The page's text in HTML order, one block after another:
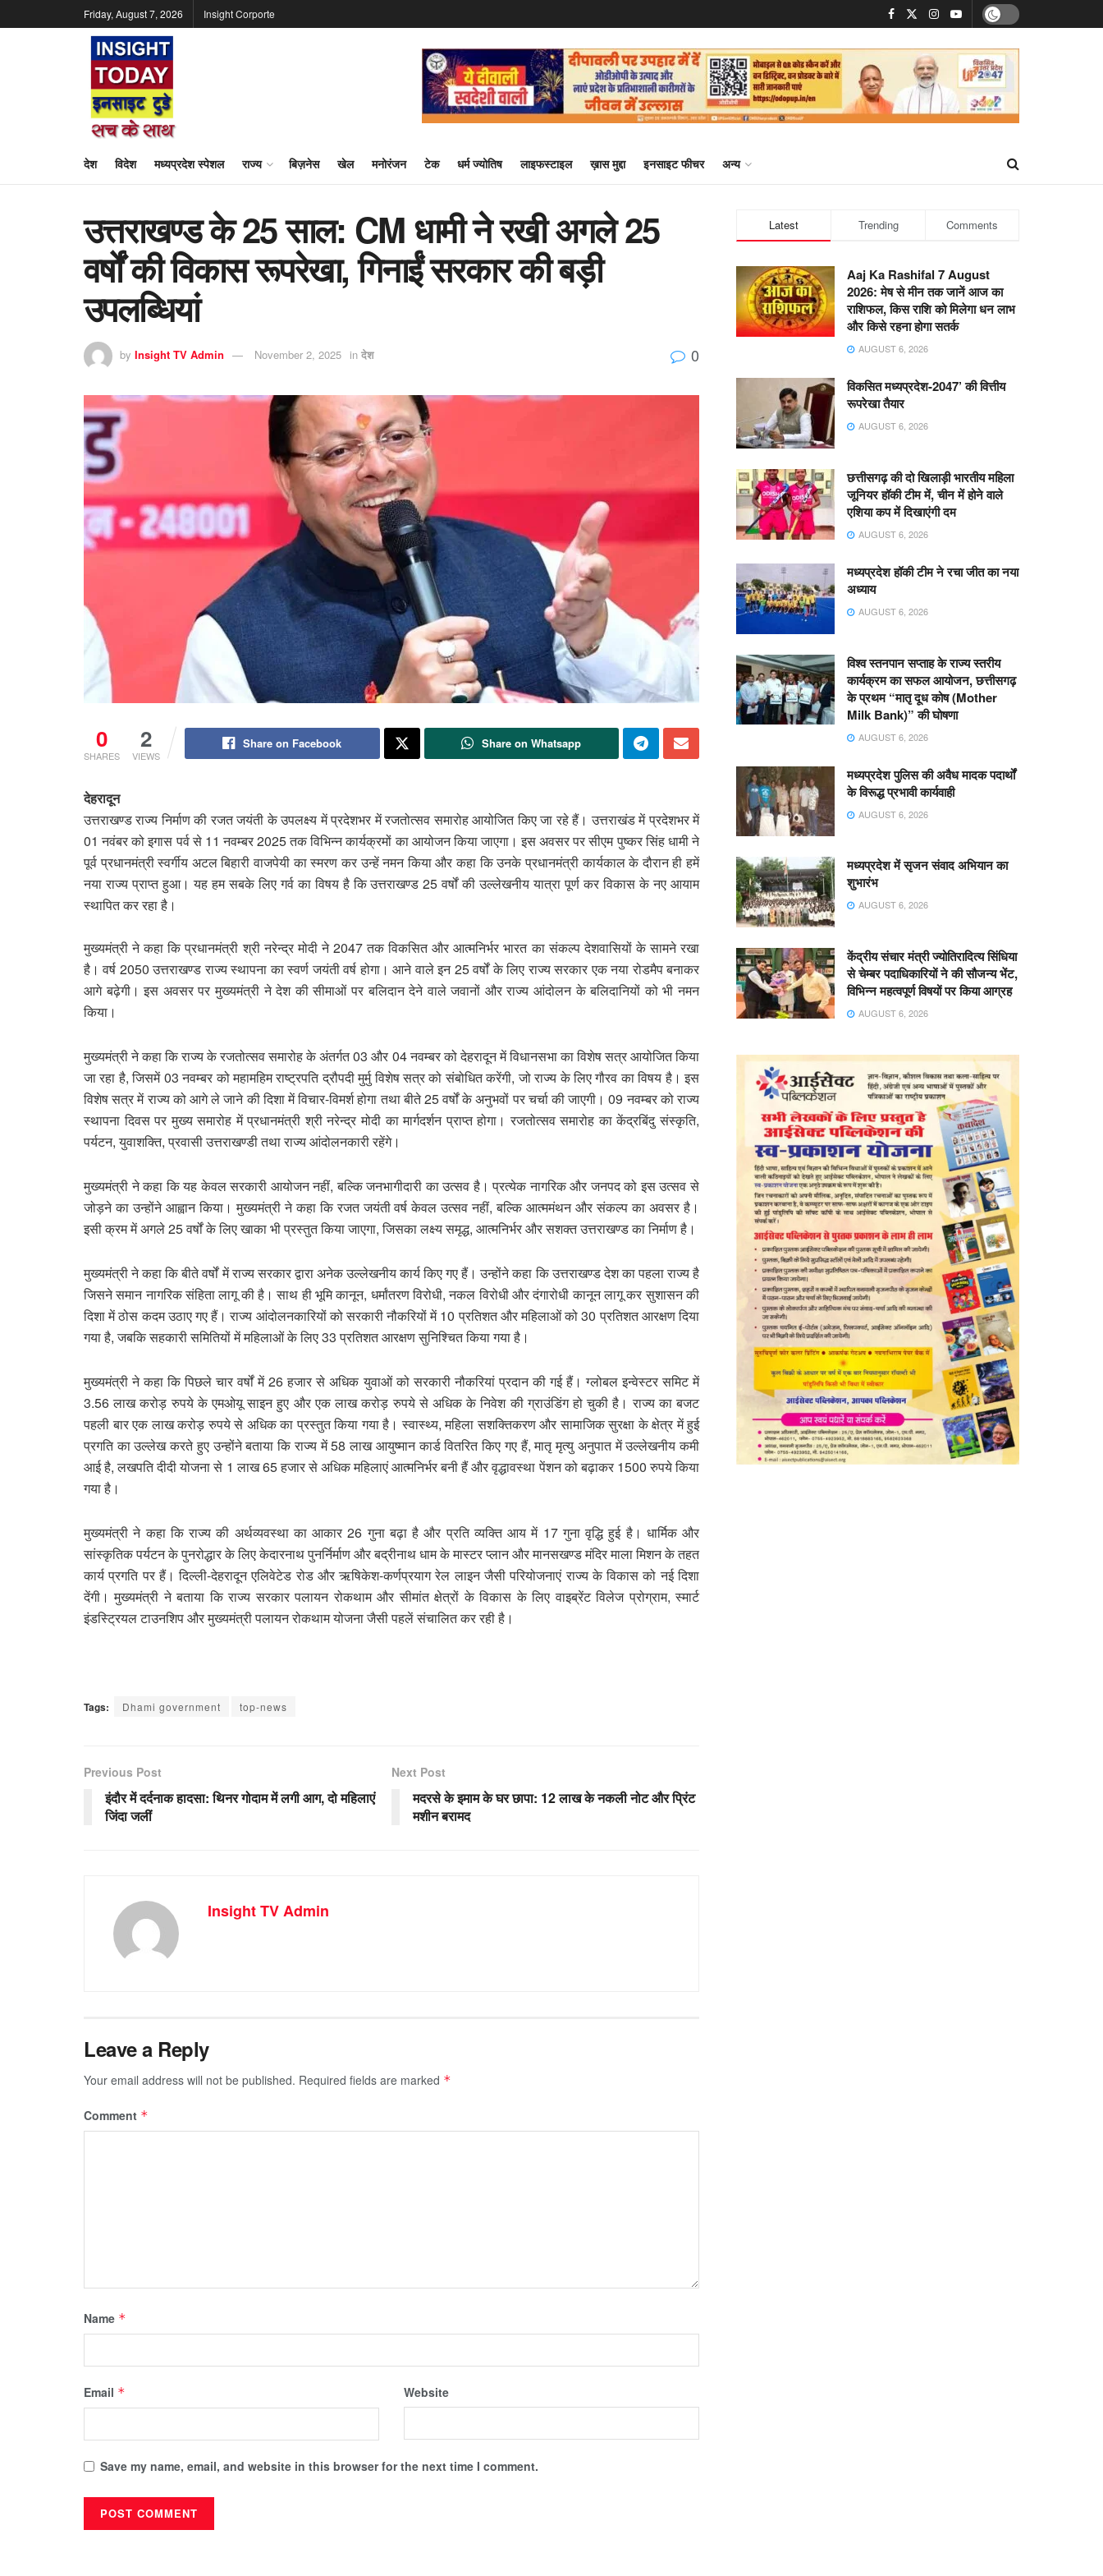
Friday, August 7, 2026 Insight Corporte
देश विदेश मध्यप्रदेश स्पेशल राज्य बिज़नेस खेल मनोरंजन टेक धर्म ज्योतिष लाइफस्टाइल ख़ास मुद्दा इनसाइट फीचर अन्य
उत्तराखण्ड के 25 साल: CM धामी ने रखी अगले 25
वर्षों की विकास रूपरेखा, गिनाईं सरकार की बड़ी
उपलब्धियां
by Insight TV Admin November 2, 2025 in देश 0
0
SHARES
2
VIEWS
Share on Facebook Share on Whatsapp
देहरादून
उत्तराखण्ड राज्य निर्माण की रजत जयंती के उपलक्ष्य में प्रदेशभर में रजतोत्सव समारोह आयोजित किए जा रहे हैं। उत्तराखंड में प्रदेशभर में
01 नवंबर को इगास पर्व से 11 नवम्बर 2025 तक विभिन्न कार्यक्रमों का आयोजन किया जाएगा। इस अवसर पर सीएम पुष्कर सिंह धामी ने
पूर्व प्रधानमंत्री स्वर्गीय अटल बिहारी वाजपेयी का स्मरण कर उन्हें नमन किया और कहा कि उनके प्रधानमंत्री कार्यकाल के दौरान ही हमें
नया राज्य प्राप्त हुआ। यह हम सबके लिए गर्व का विषय है कि उत्तराखण्ड 25 वर्षों की उल्लेखनीय यात्रा पूर्ण कर विकास के नए आयाम
स्थापित कर रहा है।
मुख्यमंत्री ने कहा कि प्रधानमंत्री श्री नरेन्द्र मोदी ने 2047 तक विकसित और आत्मनिर्भर भारत का संकल्प देशवासियों के सामने रखा
है। वर्ष 2050 उत्तराखण्ड राज्य स्थापना का स्वर्ण जयंती वर्ष होगा। आने वाले इन 25 वर्षों के लिए राज्य सरकार एक नया रोडमैप बनाकर
आगे बढ़ेगी। इस अवसर पर मुख्यमंत्री ने देश की सीमाओं पर बलिदान देने वाले जवानों और राज्य आंदोलन के बलिदानियों को भी नमन
किया।
मुख्यमंत्री ने कहा कि राज्य के रजतोत्सव समारोह के अंतर्गत 03 और 04 नवम्बर को देहरादून में विधानसभा का विशेष सत्र आयोजित किया
जा रहा है, जिसमें 03 नवम्बर को महामहिम राष्ट्रपति द्रौपदी मुर्मु विशेष सत्र को संबोधित करेंगी, जो राज्य के लिए गौरव का विषय है। इस
विशेष सत्र में राज्य को आगे ले जाने की दिशा में विचार-विमर्श होगा तथा बीते 25 वर्षों के अनुभवों पर चर्चा की जाएगी। 09 नवम्बर को राज्य
स्थापना दिवस पर मुख्य समारोह में प्रधानमंत्री श्री नरेन्द्र मोदी का मार्गदर्शन प्राप्त होगा। रजतोत्सव समारोह का केंद्रबिंदु संस्कृति,
पर्यटन, युवाशक्ति, प्रवासी उत्तराखण्डी तथा राज्य आंदोलनकारी रहेंगे।
मुख्यमंत्री ने कहा कि यह केवल सरकारी आयोजन नहीं, बल्कि जनभागीदारी का उत्सव है। प्रत्येक नागरिक और जनपद को इस उत्सव से
जोड़ने का उन्होंने आह्वान किया। मुख्यमंत्री ने कहा कि रजत जयंती वर्ष केवल उत्सव नहीं, बल्कि आत्ममंथन और संकल्प का अवसर है।
इसी क्रम में अगले 25 वर्षों के लिए खाका भी प्रस्तुत किया जाएगा, जिसका लक्ष्य समृद्ध, आत्मनिर्भर और सशक्त उत्तराखण्ड का निर्माण है।
मुख्यमंत्री ने कहा कि बीते वर्षों में राज्य सरकार द्वारा अनेक उल्लेखनीय कार्य किए गए हैं। उन्होंने कहा कि उत्तराखण्ड देश का पहला राज्य है
जिसने समान नागरिक संहिता लागू की है। साथ ही भूमि कानून, धर्मांतरण विरोधी, नकल विरोधी और दंगारोधी कानून लागू कर सुशासन की
दिशा में ठोस कदम उठाए गए हैं। राज्य आंदोलनकारियों को सरकारी नौकरियों में 10 प्रतिशत और महिलाओं को 30 प्रतिशत आरक्षण दिया
गया है, जबकि सहकारी समितियों में महिलाओं के लिए 33 प्रतिशत आरक्षण सुनिश्चित किया गया है।
मुख्यमंत्री ने कहा कि पिछले चार वर्षों में 26 हजार से अधिक युवाओं को सरकारी नौकरियां प्रदान की गई हैं। ग्लोबल इन्वेस्टर समिट में
3.56 लाख करोड़ रुपये के एमओयू साइन हुए और एक लाख करोड़ रुपये से अधिक के निवेश की ग्राउंडिंग हो चुकी है। राज्य का बजट
पहली बार एक लाख करोड़ रुपये से अधिक का प्रस्तुत किया गया है। स्वास्थ्य, महिला सशक्तिकरण और सामाजिक सुरक्षा के क्षेत्र में हुई
प्रगति का उल्लेख करते हुए उन्होंने बताया कि राज्य में 58 लाख आयुष्मान कार्ड वितरित किए गए हैं, मातृ मृत्यु अनुपात में उल्लेखनीय कमी
आई है, लखपति दीदी योजना से 1 लाख 65 हजार से अधिक महिलाएं आत्मनिर्भर बनी हैं और वृद्धावस्था पेंशन को बढ़ाकर 1500 रुपये किया
गया है।
मुख्यमंत्री ने कहा कि राज्य की अर्थव्यवस्था का आकार 26 गुना बढ़ा है और प्रति व्यक्ति आय में 17 गुना वृद्धि हुई है। धार्मिक और
सांस्कृतिक पर्यटन के पुनरोद्धार के लिए केदारनाथ पुनर्निर्माण और बद्रीनाथ धाम के मास्टर प्लान और मानसखण्ड मंदिर माला मिशन के तहत
कार्य प्रगति पर हैं। दिल्ली-देहरादून एलिवेटेड रोड और ऋषिकेश-कर्णप्रयाग रेल लाइन जैसी परियोजनाएं राज्य के विकास को नई दिशा
देंगी। मुख्यमंत्री ने बताया कि राज्य सरकार पलायन रोकथाम और सीमांत क्षेत्रों के विकास के लिए वाइब्रेंट विलेज प्रोग्राम, स्मार्ट
इंडस्ट्रियल टाउनशिप और मुख्यमंत्री पलायन रोकथाम योजना जैसी पहलें संचालित कर रही है।
Tags: Dhami government top-news
Previous Post
इंदौर में दर्दनाक हादसा: थिनर गोदाम में लगी आग, दो महिलाएं
जिंदा जलीं
Next Post
मदरसे के इमाम के घर छापा: 12 लाख के नकली नोट और प्रिंट
मशीन बरामद
Insight TV Admin
Leave a Reply
Your email address will not be published. Required fields are marked *
Comment *
Name *
Email * Website
Save my name, email, and website in this browser for the next time I comment.
Latest Trending Comments
Aaj Ka Rashifal 7 August
2026: मेष से मीन तक जानें आज का
राशिफल, किस राशि को मिलेगा धन लाभ
और किसे रहना होगा सतर्क
AUGUST 6, 2026
विकसित मध्यप्रदेश-2047’ की वित्तीय
रूपरेखा तैयार
AUGUST 6, 2026
छत्तीसगढ़ की दो खिलाड़ी भारतीय महिला
जूनियर हॉकी टीम में, चीन में होने वाले
एशिया कप में दिखाएंगी दम
AUGUST 6, 2026
मध्यप्रदेश हॉकी टीम ने रचा जीत का नया
अध्याय
AUGUST 6, 2026
विश्व स्तनपान सप्ताह के राज्य स्तरीय
कार्यक्रम का सफल आयोजन, छत्तीसगढ़
के प्रथम “मातृ दूध कोष (Mother
Milk Bank)” की घोषणा
AUGUST 6, 2026
मध्यप्रदेश पुलिस की अवैध मादक पदार्थों
के विरूद्ध प्रभावी कार्यवाही
AUGUST 6, 2026
मध्यप्रदेश में सृजन संवाद अभियान का
शुभारंभ
AUGUST 6, 2026
केंद्रीय संचार मंत्री ज्योतिरादित्य सिंधिया
से चेम्बर पदाधिकारियों ने की सौजन्य भेंट,
विभिन्न महत्वपूर्ण विषयों पर किया आग्रह
AUGUST 6, 2026